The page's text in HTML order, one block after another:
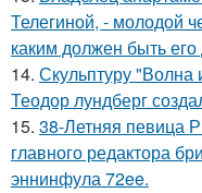
Телегиной, - молодой
каким должен быть
14. Скульптуру
Теодор лундберг
15. 38-Летняя певица
главного редактора
эннинфула 72ee.